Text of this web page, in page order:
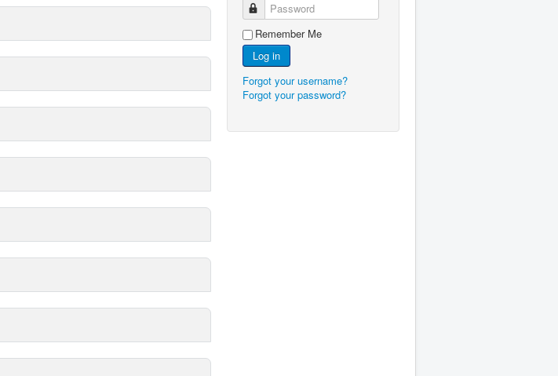
Password
Remember Me
Log in
Forgot your username?
Forgot your password?